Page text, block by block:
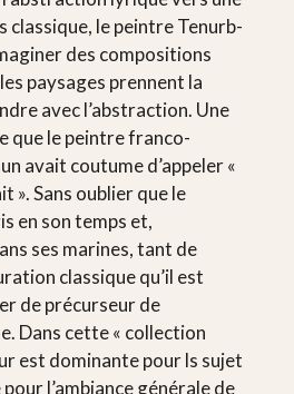
classique, le peintre Tenurb-
des compositions
paysages prennent la
avec l’abstraction. Une
que le peintre franco-
avait coutume d’appeler «
». Sans oublier que le
en son temps et,
ses marines, tant de
classique qu’il est
de précurseur de
Dans cette « collection
est dominante pour ls sujet
l’ambiance générale de